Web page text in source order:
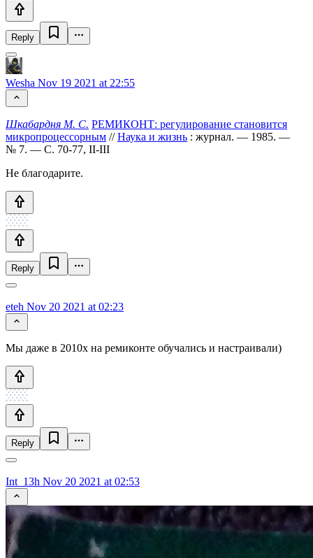
Reply
Wesha Nov 19 2021 at 22:55
Шкабардня М. С. РЕМИКОНТ: регулирование становится
микропроцессорным //Наука и жизнь : журнал. — 1985. —
№ 7. — С. 70-77, II-III
Не благодарите.
Reply
eteh Nov 20 2021 at 02:23
Мы даже в 2010х на ремиконте обучались и настраивали)
Reply
Int_13h Nov 20 2021 at 02:53